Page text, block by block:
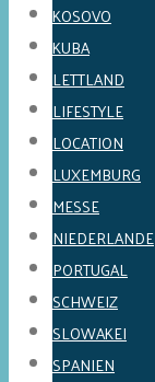
KOSOVO
KUBA
LETTLAND
LIFESTYLE
LOCATION
LUXEMBURG
MESSE
NIEDERLANDE
PORTUGAL
SCHWEIZ
SLOWAKEI
SPANIEN